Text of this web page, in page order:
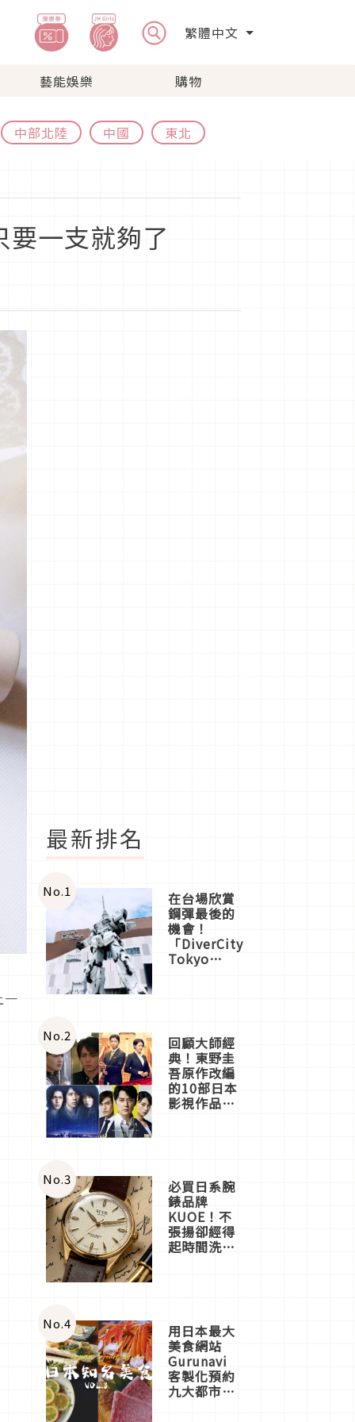
繁體中文
藝能娛樂 購物
中部北陸 中國 東北
一支就夠了
一
最新排名
No.1 在台場欣賞
鋼彈最後的
機會！
「DiverCity
Tokyo
體驗
No.2 回顧大師經
典！東野圭
吾原作改編
的10部日本
影視作品推
No.3 必買日系腕
錶品牌
KUOE！不
張揚卻經得
起時間洗鍊
No.4 用日本最大
美食網站
Gurunavi
客製化預約
九大都市餐